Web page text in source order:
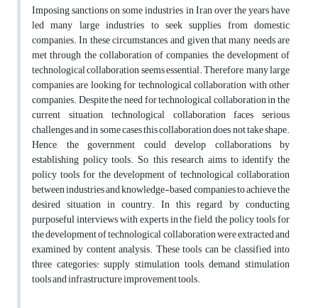
Imposing sanctions on some industries in Iran over the years have
led many large industries to seek supplies from domestic
companies. In these circumstances, and given that many needs are
met through the collaboration of companies, the development of
technological collaboration seems essential. Therefore, many large
companies are looking for technological collaboration with other
companies. Despite the need for technological collaboration in the
current situation, technological collaboration faces serious
challenges and in some cases this collaboration does not take shape.
Hence, the government could develop collaborations by
establishing policy tools. So, this research aims to identify the
policy tools for the development of technological collaboration
between industries and knowledge-based companies to achieve the
desired situation in country. In this regard, by conducting
purposeful interviews with experts in the field, the policy tools for
the development of technological collaboration were extracted and
examined by content analysis. These tools can be classified into
three categories: supply stimulation tools, demand stimulation
tools and infrastructure improvement tools.